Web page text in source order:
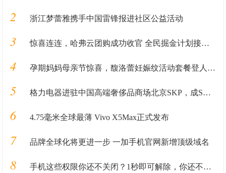
2 浙江梦蕾雅携手中国雷锋报进社区公益活动
3 惊喜连连，哈弗云团购成功收官 全民掘金计划接踵而至
4 孕期妈妈母亲节惊喜，馥洛蕾妊娠纹活动套餐登人气畅销榜
5 格力电器进驻中国高端奢侈品商场北京SKP，成SKP国产家电第一品牌
6 4.75毫米全球最薄 Vivo X5Max正式发布
7 品牌全球化将更进一步 一加手机官网新增顶级域名
8 手机这些权限你还不关闭？1秒即可解除，你还不知道就危险啦